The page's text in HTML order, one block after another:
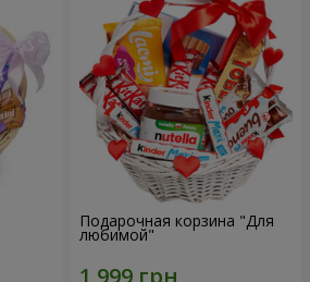
Подарочная корзина "Для
любимой"